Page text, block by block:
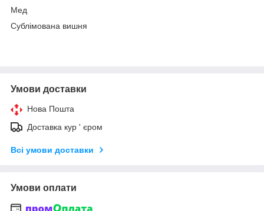
Мед
Сублімована вишня
Умови доставки
Нова Пошта
Доставка кур ' єром
Всі умови доставки
Умови оплати